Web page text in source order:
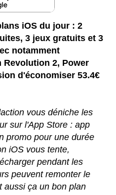
iOS du jour : 2
3 jeux gratuits et 3
notamment
Revolution 2, Power
d'économiser 53.4€
vous déniche les
sur l'App Store : app
promo pour une durée
iOS vous tente,
pendant les
peuvent remonter le
aussi ça un bon plan